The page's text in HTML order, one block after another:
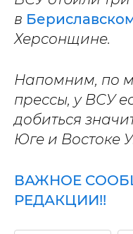
в
Херсонщине.
Напомним, по
прессы, у ВСУ
добиться
Юге и Востоке
ВАЖНОЕ
РЕДАКЦИИ!!